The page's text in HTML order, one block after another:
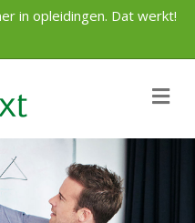
in opleidingen. Dat werkt!